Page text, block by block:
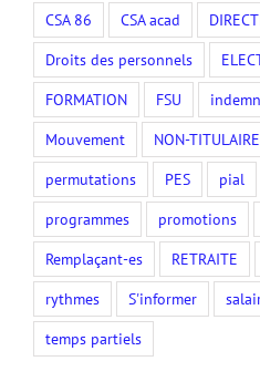
CSA 86
CSA acad
Droits des personnels
FORMATION
FSU
Mouvement
NON-
permutations
PES pial
programmes
promotions
Remplaçant-es
RETRAITE
rythmes
S'informer
temps partiels